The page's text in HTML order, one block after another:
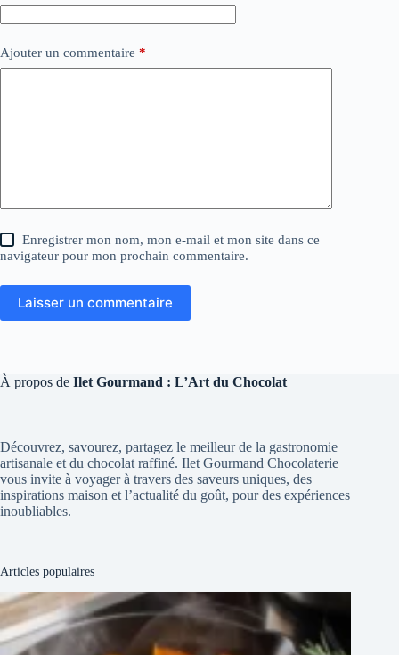
Ajouter un commentaire *
Enregistrer mon nom, mon e-mail et mon site dans ce
navigateur pour mon prochain commentaire.
Laisser un commentaire
À propos de Ilet Gourmand : L’Art du Chocolat
Découvrez, savourez, partagez le meilleur de la gastronomie
artisanale et du chocolat raffiné. Ilet Gourmand Chocolaterie
vous invite à voyager à travers des saveurs uniques, des
inspirations maison et l’actualité du goût, pour des expériences
inoubliables.
Articles populaires